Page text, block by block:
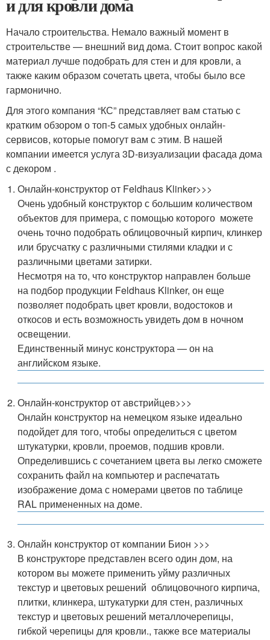
и для кровли дома
Начало строительства. Немало важный момент в
строительстве — внешний вид дома. Стоит вопрос какой
материал лучше подобрать для стен и для кровли, а
также каким образом сочетать цвета, чтобы было все
гармонично.
Для этого компания “КС” представляет вам статью с
кратким обзором о топ-5 самых удобных онлайн-
сервисов, которые помогут вам с этим. В нашей
компании имеется услуга 3D-визуализации фасада дома
с декором .
Онлайн-конструктор от Feldhaus Klinker>>>
Очень удобный конструктор с большим количеством
объектов для примера, с помощью которого можете
очень точно подобрать облицовочный кирпич, клинкер
или брусчатку с различными стилями кладки и с
различными цветами затирки.
Несмотря на то, что конструктор направлен больше
на подбор продукции Feldhaus Klinker, он еще
позволяет подобрать цвет кровли, водостоков и
откосов и есть возможность увидеть дом в ночном
освещении.
Единственный минус конструктора — он на
английском языке.
Онлайн-конструктор от австрийцев>>>
Онлайн конструктор на немецком языке идеально
подойдет для того, чтобы определиться с цветом
штукатурки, кровли, проемов, подшив кровли.
Определившись с сочетанием цвета вы легко сможете
сохранить файл на компьютер и распечатать
изображение дома с номерами цветов по таблице
RAL примененных на доме.
Онлайн конструктор от компании Бион >>>
В конструкторе представлен всего один дом, на
котором вы можете применить уйму различных
текстур и цветовых решений облицовочного кирпича,
плитки, клинкера, штукатурки для стен, различных
текстур и цветовых решений металлочерепицы,
гибкой черепицы для кровли., также все материалы